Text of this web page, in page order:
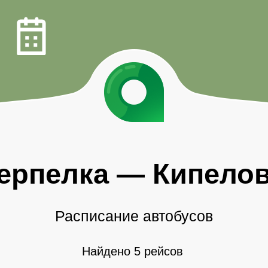
—
Расписание автобусов
Найдено 5 рейсов